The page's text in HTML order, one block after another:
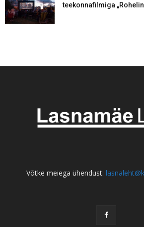
teekonnafilmiga
Võtke meiega ühendust: